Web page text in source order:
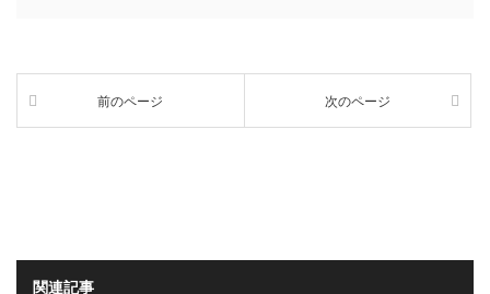
前のページ 次のページ
関連記事